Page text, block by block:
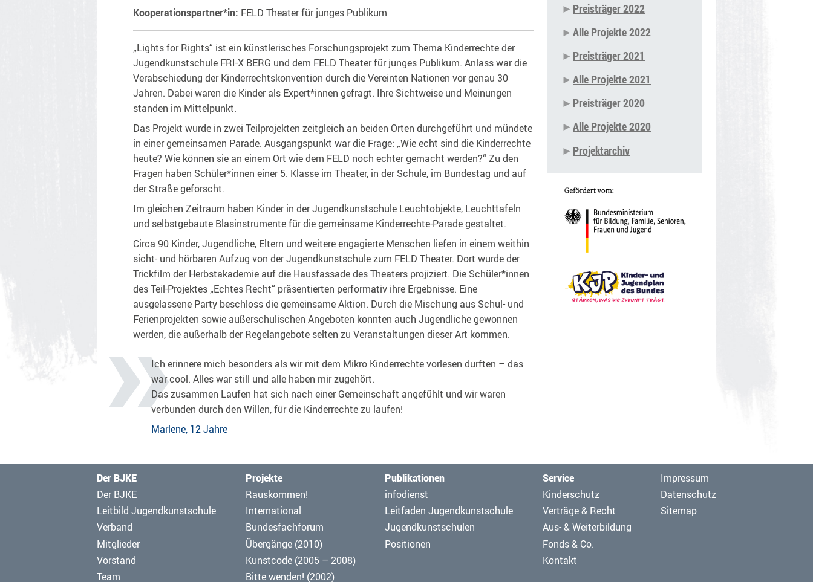
Kooperationspartner*in: FELD Theater für junges Publikum
„Lights for Rights“ ist ein künstlerisches Forschungsprojekt zum Thema Kinderrechte der
Jugendkunstschule FRI-X BERG und dem FELD Theater für junges Publikum. Anlass war die
Verabschiedung der Kinderrechtskonvention durch die Vereinten Nationen vor genau 30
Jahren. Dabei waren die Kinder als Expert*innen gefragt. Ihre Sichtweise und Meinungen
standen im Mittelpunkt.
Das Projekt wurde in zwei Teilprojekten zeitgleich an beiden Orten durchgeführt und mündete
in einer gemeinsamen Parade. Ausgangspunkt war die Frage: „Wie echt sind die Kinderrechte
heute? Wie können sie an einem Ort wie dem FELD noch echter gemacht werden?“ Zu den
Fragen haben Schüler*innen einer 5. Klasse im Theater, in der Schule, im Bundestag und auf
der Straße geforscht.
Im gleichen Zeitraum haben Kinder in der Jugendkunstschule Leuchtobjekte, Leuchttafeln
und selbstgebaute Blasinstrumente für die gemeinsame Kinderrechte-Parade gestaltet.
Circa 90 Kinder, Jugendliche, Eltern und weitere engagierte Menschen liefen in einem weithin
sicht- und hörbaren Aufzug von der Jugendkunstschule zum FELD Theater. Dort wurde der
Trickfilm der Herbstakademie auf die Hausfassade des Theaters projiziert. Die Schüler*innen
des Teil-Projektes „Echtes Recht“ präsentierten performativ ihre Ergebnisse. Eine
ausgelassene Party beschloss die gemeinsame Aktion. Durch die Mischung aus Schul- und
Ferienprojekten sowie außerschulischen Angeboten konnten auch Jugendliche gewonnen
werden, die außerhalb der Regelangebote selten zu Veranstaltungen dieser Art kommen.
Ich erinnere mich besonders als wir mit dem Mikro Kinderrechte vorlesen durften – das
war cool. Alles war still und alle haben mir zugehört.
Das zusammen Laufen hat sich nach einer Gemeinschaft angefühlt und wir waren
verbunden durch den Willen, für die Kinderrechte zu laufen!
Marlene, 12 Jahre
Preisträger 2022
Alle Projekte 2022
Preisträger 2021
Alle Projekte 2021
Preisträger 2020
Alle Projekte 2020
Projektarchiv
Der BJKE
Navigation
überspringen
Der BJKE
Leitbild Jugendkunstschule
Verband
Mitglieder
Vorstand
Team
Projekte
Navigation
überspringen
Rauskommen!
International
Bundesfachforum
Übergänge (2010)
Kunstcode (2005 – 2008)
Bitte wenden! (2002)
Publikationen
Navigation
überspringen
infodienst
Leitfaden Jugendkunstschule
Jugendkunstschulen
Positionen
Service
Navigation
Kinderschutz
Verträge & Recht
Aus- & Weiterbildung
Fonds & Co.
Kontakt
Navigation
überspringen
Impressum
Datenschutz
Sitemap